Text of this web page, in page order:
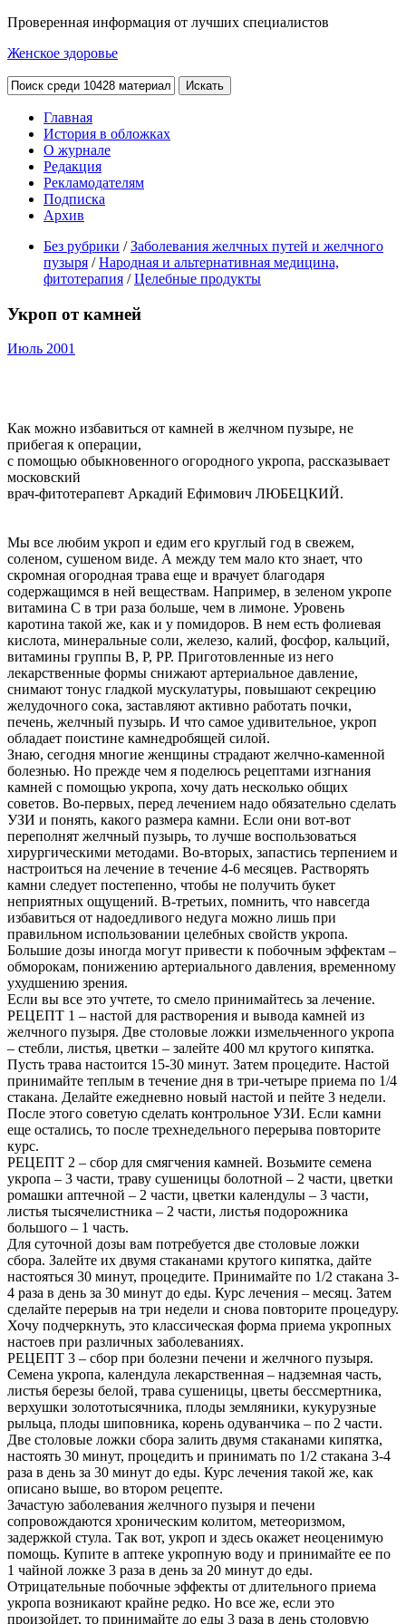
Проверенная информация от лучших специалистов
Женское здоровье
Главная
История в обложках
О журнале
Редакция
Рекламодателям
Подписка
Архив
Без рубрики / Заболевания желчных путей и желчного
пузыря / Народная и альтернативная медицина,
фитотерапия / Целебные продукты
Укроп от камней
Июль 2001
Как можно избавиться от камней в желчном пузыре, не
прибегая к операции,
с помощью обыкновенного огородного укропа, рассказывает
московский
врач-фитотерапевт Аркадий Ефимович ЛЮБЕЦКИЙ.
Мы все любим укроп и едим его круглый год в свежем,
соленом, сушеном виде. А между тем мало кто знает, что
скромная огородная трава еще и врачует благодаря
содержащимся в ней веществам. Например, в зеленом укропе
витамина С в три раза больше, чем в лимоне. Уровень
каротина такой же, как и у помидоров. В нем есть фолиевая
кислота, минеральные соли, железо, калий, фосфор, кальций,
витамины группы В, Р, РР. Приготовленные из него
лекарственные формы снижают артериальное давление,
снимают тонус гладкой мускулатуры, повышают секрецию
желудочного сока, заставляют активно работать почки,
печень, желчный пузырь. И что самое удивительное, укроп
обладает поистине камнедробящей силой.
Знаю, сегодня многие женщины страдают желчно-каменной
болезнью. Но прежде чем я поделюсь рецептами изгнания
камней с помощью укропа, хочу дать несколько общих
советов. Во-первых, перед лечением надо обязательно сделать
УЗИ и понять, какого размера камни. Если они вот-вот
переполнят желчный пузырь, то лучше воспользоваться
хирургическими методами. Во-вторых, запастись терпением и
настроиться на лечение в течение 4-6 месяцев. Растворять
камни следует постепенно, чтобы не получить букет
неприятных ощущений. В-третьих, помнить, что навсегда
избавиться от надоедливого недуга можно лишь при
правильном использовании целебных свойств укропа.
Большие дозы иногда могут привести к побочным эффектам –
обморокам, понижению артериального давления, временному
ухудшению зрения.
Если вы все это учтете, то смело принимайтесь за лечение.
РЕЦЕПТ 1 – настой для растворения и вывода камней из
желчного пузыря. Две столовые ложки измельченного укропа
– стебли, листья, цветки – залейте 400 мл крутого кипятка.
Пусть трава настоится 15-30 минут. Затем процедите. Настой
принимайте теплым в течение дня в три-четыре приема по 1/4
стакана. Делайте ежедневно новый настой и пейте 3 недели.
После этого советую сделать контрольное УЗИ. Если камни
еще остались, то после трехнедельного перерыва повторите
курс.
РЕЦЕПТ 2 – сбор для смягчения камней. Возьмите семена
укропа – 3 части, траву сушеницы болотной – 2 части, цветки
ромашки аптечной – 2 части, цветки календулы – 3 части,
листья тысячелистника – 2 части, листья подорожника
большого – 1 часть.
Для суточной дозы вам потребуется две столовые ложки
сбора. Залейте их двумя стаканами крутого кипятка, дайте
настояться 30 минут, процедите. Принимайте по 1/2 стакана 3-
4 раза в день за 30 минут до еды. Курс лечения – месяц. Затем
сделайте перерыв на три недели и снова повторите процедуру.
Хочу подчеркнуть, это классическая форма приема укропных
настоев при различных заболеваниях.
РЕЦЕПТ 3 – сбор при болезни печени и желчного пузыря.
Семена укропа, календула лекарственная – надземная часть,
листья березы белой, трава сушеницы, цветы бессмертника,
верхушки золототысячника, плоды земляники, кукурузные
рыльца, плоды шиповника, корень одуванчика – по 2 части.
Две столовые ложки сбора залить двумя стаканами кипятка,
настоять 30 минут, процедить и принимать по 1/2 стакана 3-4
раза в день за 30 минут до еды. Курс лечения такой же, как
описано выше, во втором рецепте.
Зачастую заболевания желчного пузыря и печени
сопровождаются хроническим колитом, метеоризмом,
задержкой стула. Так вот, укроп и здесь окажет неоценимую
помощь. Купите в аптеке укропную воду и принимайте ее по
1 чайной ложке 3 раза в день за 20 минут до еды.
Отрицательные побочные эффекты от длительного приема
укропа возникают крайне редко. Но все же, если это
произойдет, то принимайте до еды 3 раза в день столовую